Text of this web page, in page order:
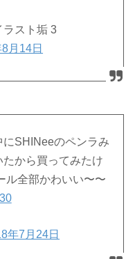
スト垢 3
月14日
SHINeeのペンラみ
から買ってみたけ
ル全部かわいい〜〜
年7月24日